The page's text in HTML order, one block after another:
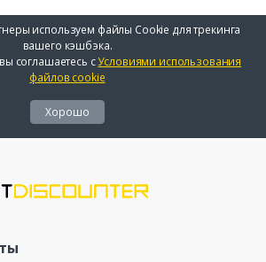
используем файлы Cookie для трекинга
вашего кэшбэка.
соглашаетесь сУсловиями использования
файлов cookie
Хорошо